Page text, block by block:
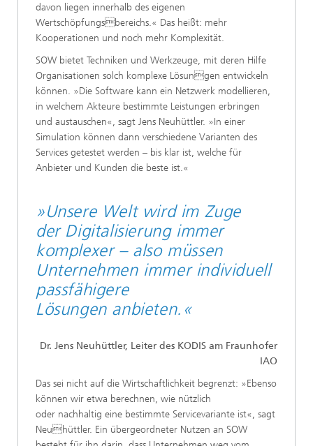
davon liegen innerhalb des eigenen
Wertschöpfungsbereichs.« Das heißt: mehr
Kooperationen und noch mehr Komplexität.
SOW bietet Techniken und Werkzeuge, mit deren Hilfe
Organisationen solch komplexe Lösungen entwickeln
können. »Die Software kann ein Netzwerk modellieren,
in welchem Akteure bestimmte Leistungen erbringen
und austauschen«, sagt Jens Neuhüttler. »In einer
Simulation können dann verschiedene Varianten des
Services getestet werden – bis klar ist, welche für
Anbieter und Kunden die beste ist.«
»Unsere Welt wird im Zuge
der Digitalisierung immer
komplexer – also müssen
Unternehmen immer individuell
passfähigere
Lösungen anbieten.«
Dr. Jens Neuhüttler, Leiter des KODIS am Fraunhofer
IAO
Das sei nicht auf die Wirtschaftlichkeit begrenzt: »Ebenso
können wir etwa berechnen, wie nützlich
oder nachhaltig eine bestimmte Servicevariante ist«, sagt
Neuhüttler. Ein übergeordneter Nutzen an SOW